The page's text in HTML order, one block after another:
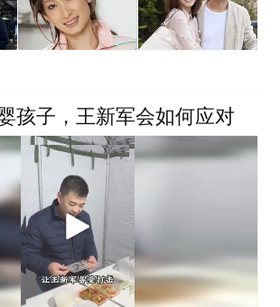
孩子，王新军会如何应对